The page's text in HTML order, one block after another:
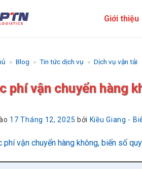
Giới thiệu
» Blog » Tin tức dịch vụ » Dịch vụ vận tải
phí vận chuyển hàng
17 Tháng 12, 2025 bởi Kiều Giang -